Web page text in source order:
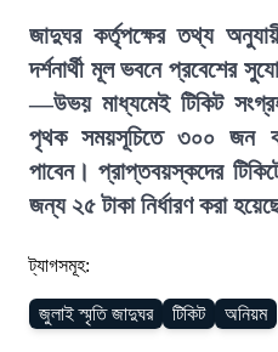
জাদুঘর কর্তৃপক্ষের তথ্য
দর্শনার্থী মূল ভবনে প্রবেশের
—উভয় মাধ্যমেই টিকিট
পৃথক সময়সূচিতে ৩০০ জন
পাবেন। প্রাপ্তবয়স্কদের
জন্য ২৫ টাকা নির্ধারণ করা
ট্যাগসমূহ:
জুলাই স্মৃতি জাদুঘর টিকিট অনিয়ম